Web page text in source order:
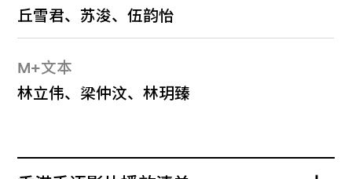
丘雪君、苏浚、伍韵怡
M+文本
林立伟、梁仲汶、林玥臻